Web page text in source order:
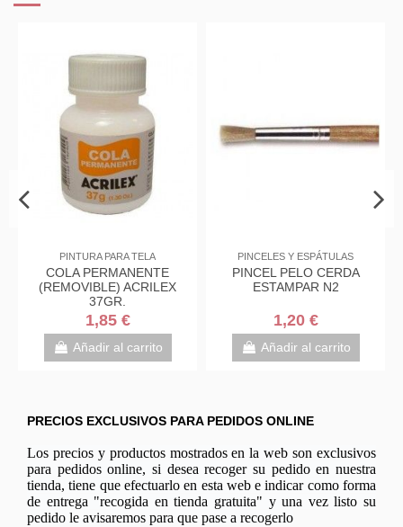
PINTURA PARA TELA
COLA PERMANENTE
(REMOVIBLE) ACRILEX
37GR.
1,85 €
Añadir al carrito
PINCELES Y ESPÁTULAS
PINCEL PELO CERDA
ESTAMPAR N2
1,20 €
Añadir al carrito
PRECIOS EXCLUSIVOS PARA PEDIDOS ONLINE
Los precios y productos mostrados en la web son exclusivos
para pedidos online, si desea recoger su pedido en nuestra
tienda, tiene que efectuarlo en esta web e indicar como forma
de entrega "recogida en tienda gratuita" y una vez listo su
pedido le avisaremos para que pase a recogerlo